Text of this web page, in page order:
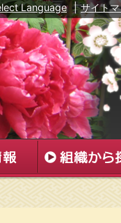
Language | サイト